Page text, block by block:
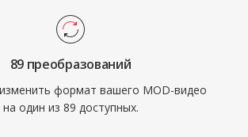
89 преобразований
формат вашего MOD-видео
на один из 89 доступных.